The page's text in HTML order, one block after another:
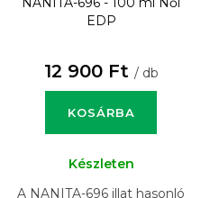
EDP
12 900 Ft / db
KOSÁRBA
Készleten
A NANITA-696 illat hasonló